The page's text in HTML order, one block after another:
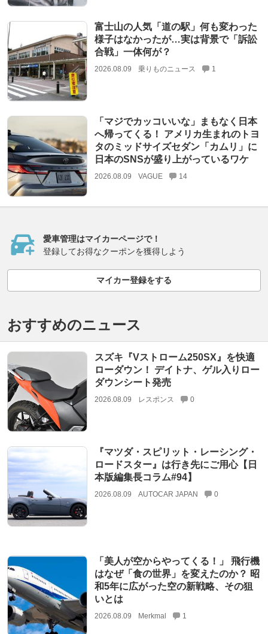
富士山の人気「道の駅」何も変わった
様子はなかったが…実は背景で「訴訟
合戦」一体何が？
2026.08.09 乗りものニュース 1
「マジでカッコいいな」まもなく日本
へ帰ってくる！ アメリカ生まれのトヨ
タのミッドサイズセダン「カムリ」に
日本のSNSが盛り上がっているワケ
2026.08.09 VAGUE 14
愛車管理はマイカーページで！
登録してお得なクーポンを獲得しよう
マイカー登録をする
おすすめのニュース
スズキ『Vストローム250SX』を快適
ローダウン！ デイトナ、ゲル入りロー
ダウンシート発売
2026.08.09 レスポンス 0
『マツダ・スピリット・レーシング・
ロードスター』は行き先にご用心【日
本版編集長コラム#94】
2026.08.09 AUTOCAR JAPAN 0
「美人が空からやってくる！」 飛行機
はなぜ「食の世界」を変えたのか？ 昭
和5年に広がった空の新戦略、その狙
いとは
2026.08.09 Merkmal 1